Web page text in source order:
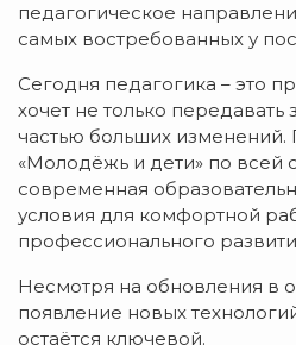
педагогическое
самых востребованных у
Сегодня педагогика – это
хочет не только передавать
частью больших изменений.
«Молодёжь и дети» по всей
современная
условия для комфортной
профессионального
Несмотря на обновления в
появление новых
остаётся ключевой.